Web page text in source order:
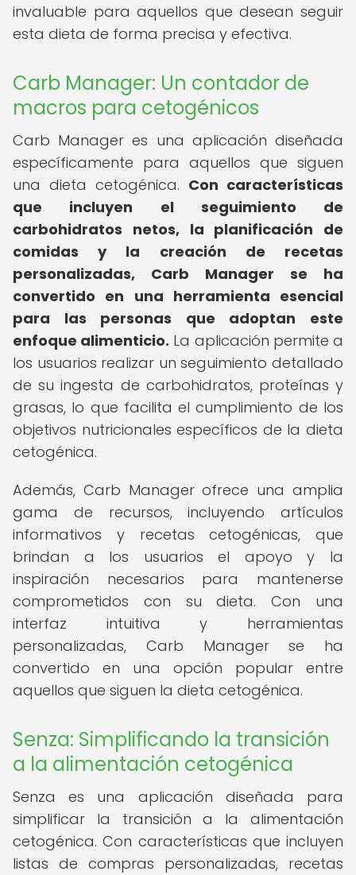
invaluable para aquellos que desean seguir
esta dieta de forma precisa y efectiva.
Carb Manager: Un contador de
macros para cetogénicos
Carb Manager es una aplicación diseñada
específicamente para aquellos que siguen
una dieta cetogénica. Con características
que incluyen el seguimiento de
carbohidratos netos, la planificación de
comidas y la creación de recetas
personalizadas, Carb Manager se ha
convertido en una herramienta esencial
para las personas que adoptan este
enfoque alimenticio. La aplicación permite a
los usuarios realizar un seguimiento detallado
de su ingesta de carbohidratos, proteínas y
grasas, lo que facilita el cumplimiento de los
objetivos nutricionales específicos de la dieta
cetogénica.
Además, Carb Manager ofrece una amplia
gama de recursos, incluyendo artículos
informativos y recetas cetogénicas, que
brindan a los usuarios el apoyo y la
inspiración necesarios para mantenerse
comprometidos con su dieta. Con una
interfaz intuitiva y herramientas
personalizadas, Carb Manager se ha
convertido en una opción popular entre
aquellos que siguen la dieta cetogénica.
Senza: Simplificando la transición
a la alimentación cetogénica
Senza es una aplicación diseñada para
simplificar la transición a la alimentación
cetogénica. Con características que incluyen
listas de compras personalizadas, recetas